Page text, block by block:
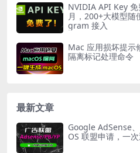
NVIDIA API Key
月，200+大模型
gram 接入
Mac 应用损坏提示
隔离标记处理命令
最新文章
Google AdSense
OS 联盟申请，一